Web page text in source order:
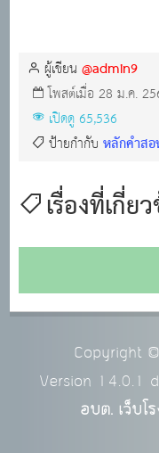
ผู้เขียน@admin9
โพสต์เมื่อ 28 ม.ค.
เปิดดู 65,536
ป้ายกำกับหลักคำส
เรื่องที่เกี่ย
Copyright
Version 14.0.1
อบต. เว็บโ